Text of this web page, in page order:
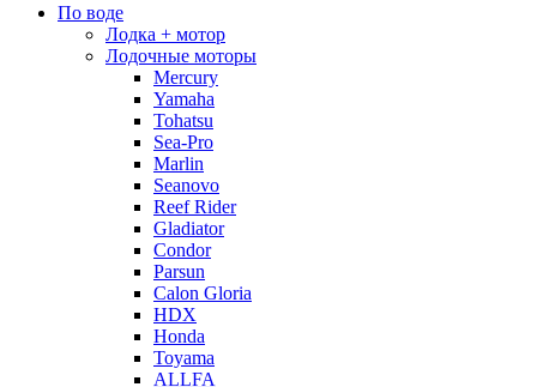
По воде
Лодка + мотор
Лодочные моторы
Mercury
Yamaha
Tohatsu
Sea-Pro
Marlin
Seanovo
Reef Rider
Gladiator
Condor
Parsun
Calon Gloria
HDX
Honda
Toyama
ALLFA